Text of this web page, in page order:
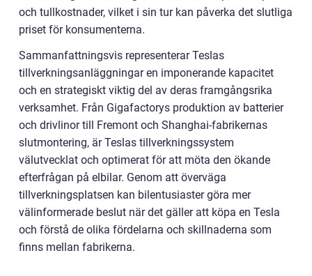
och tullkostnader, vilket i sin tur kan påverka det slutliga
priset för konsumenterna.
Sammanfattningsvis representerar Teslas
tillverkningsanläggningar en imponerande kapacitet
och en strategiskt viktig del av deras framgångsrika
verksamhet. Från Gigafactorys produktion av batterier
och drivlinor till Fremont och Shanghai-fabrikernas
slutmontering, är Teslas tillverkningssystem
välutvecklat och optimerat för att möta den ökande
efterfrågan på elbilar. Genom att överväga
tillverkningsplatsen kan bilentusiaster göra mer
välinformerade beslut när det gäller att köpa en Tesla
och förstå de olika fördelarna och skillnaderna som
finns mellan fabrikerna.